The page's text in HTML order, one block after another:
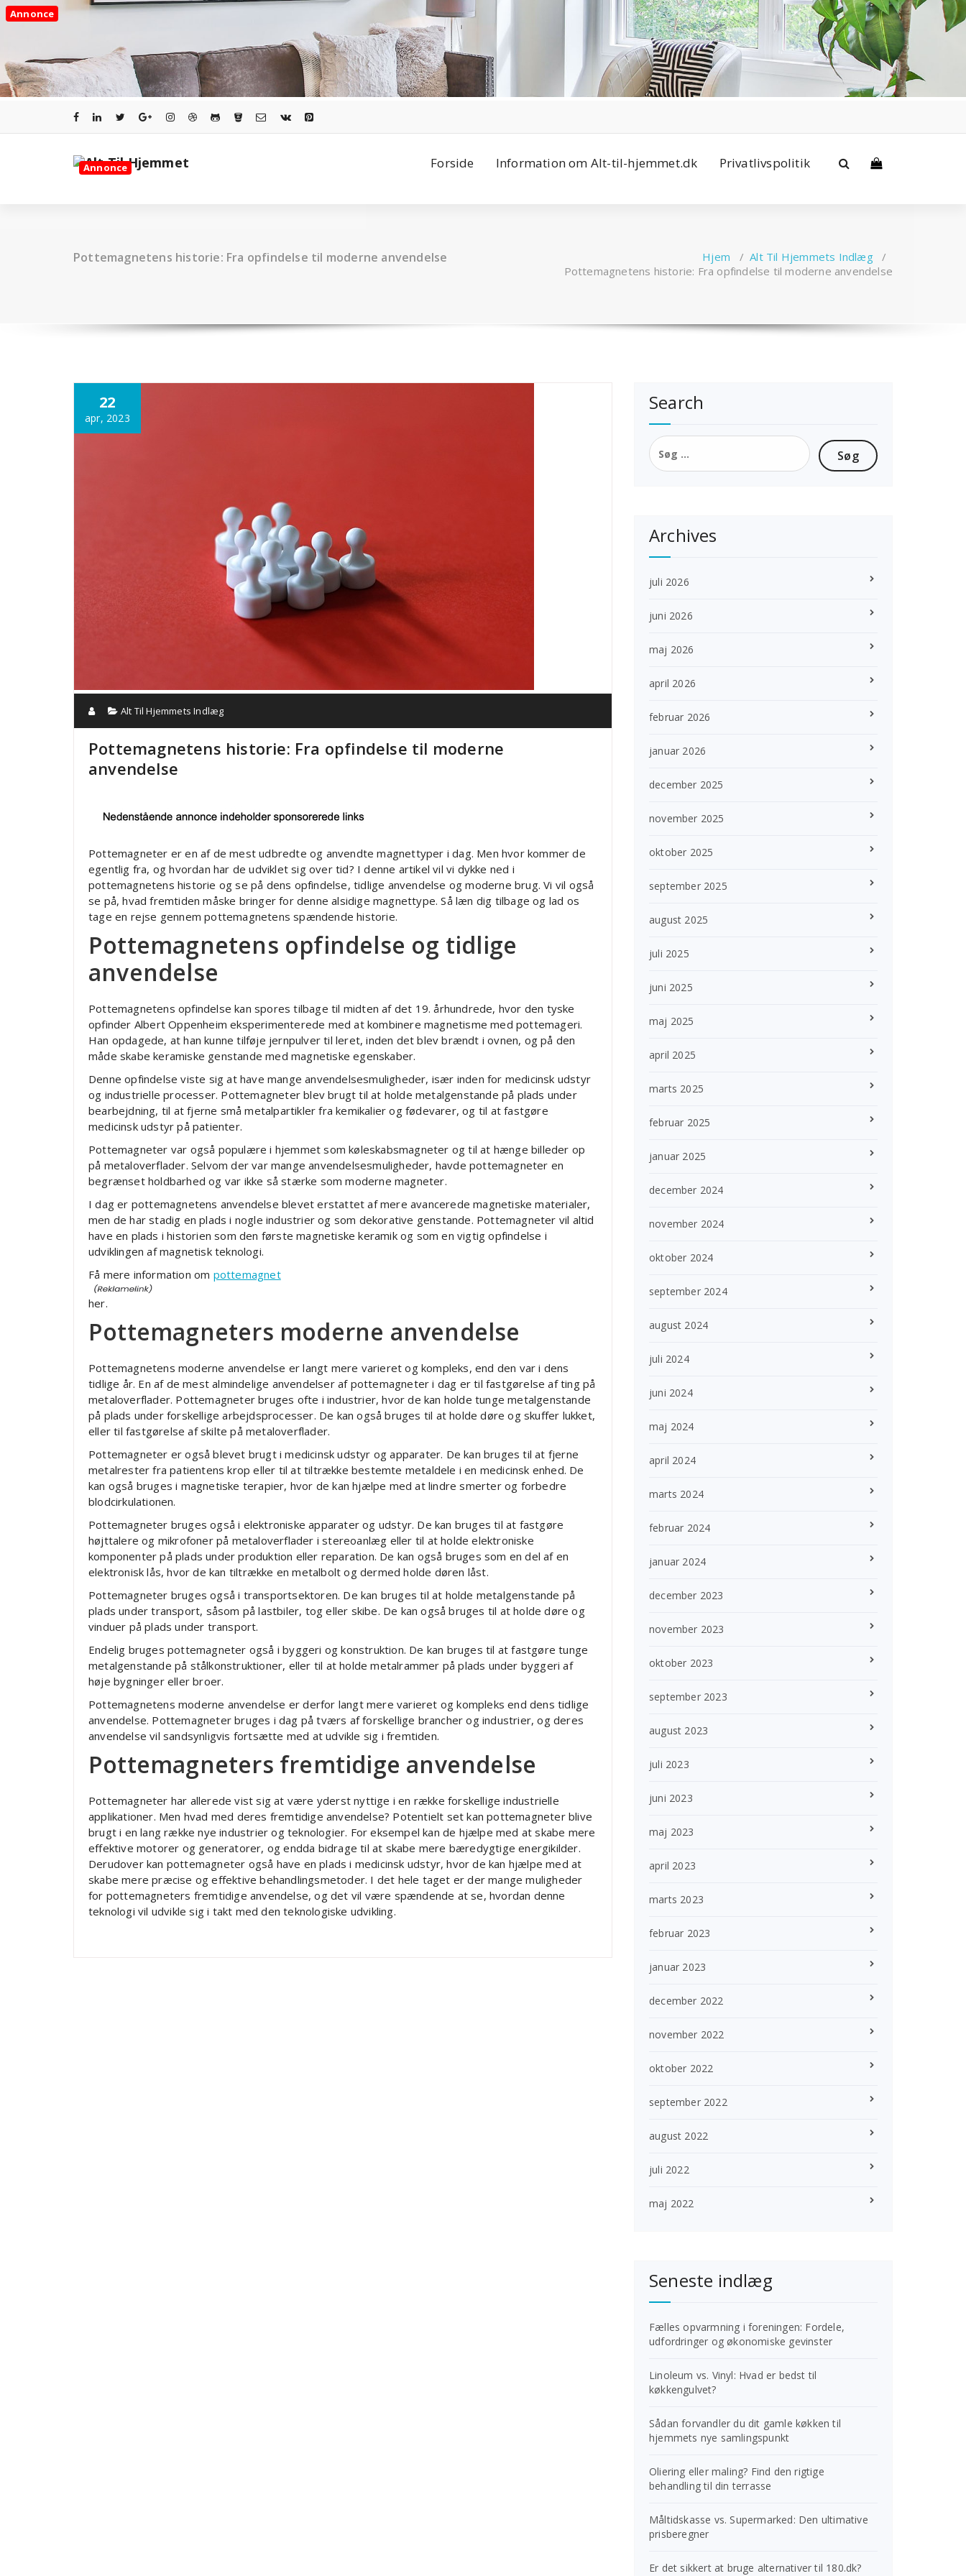
Videre
tilAnnonce
Annonce Forside Information om Alt-til-hjemmet.dk Privatlivspolitik
Pottemagnetens historie: Fra opfindelse til moderne anvendelse Hjem /Alt Til Hjemmets Indlæg/
Pottemagnetens historie: Fra opfindelse til moderne anvendelse
22
apr, 2023
Annonce
Alt Til Hjemmets Indlæg
Pottemagnetens historie: Fra opfindelse til moderne
anvendelse
Pottemagneter er en af de mest udbredte og anvendte magnettyper i dag. Men hvor kommer de
egentlig fra, og hvordan har de udviklet sig over tid? I denne artikel vil vi dykke ned i
pottemagnetens historie og se på dens opfindelse, tidlige anvendelse og moderne brug. Vi vil også
se på, hvad fremtiden måske bringer for denne alsidige magnettype. Så læn dig tilbage og lad os
tage en rejse gennem pottemagnetens spændende historie.
Pottemagnetens opfindelse og tidlige
anvendelse
Pottemagnetens opfindelse kan spores tilbage til midten af det 19. århundrede, hvor den tyske
opfinder Albert Oppenheim eksperimenterede med at kombinere magnetisme med pottemageri.
Han opdagede, at han kunne tilføje jernpulver til leret, inden det blev brændt i ovnen, og på den
måde skabe keramiske genstande med magnetiske egenskaber.
Denne opfindelse viste sig at have mange anvendelsesmuligheder, især inden for medicinsk udstyr
og industrielle processer. Pottemagneter blev brugt til at holde metalgenstande på plads under
bearbejdning, til at fjerne små metalpartikler fra kemikalier og fødevarer, og til at fastgøre
medicinsk udstyr på patienter.
Pottemagneter var også populære i hjemmet som køleskabsmagneter og til at hænge billeder op
på metaloverflader. Selvom der var mange anvendelsesmuligheder, havde pottemagneter en
begrænset holdbarhed og var ikke så stærke som moderne magneter.
I dag er pottemagnetens anvendelse blevet erstattet af mere avancerede magnetiske materialer,
men de har stadig en plads i nogle industrier og som dekorative genstande. Pottemagneter vil altid
have en plads i historien som den første magnetiske keramik og som en vigtig opfindelse i
udviklingen af magnetisk teknologi.
Få mere information om pottemagnet
her.
Pottemagneters moderne anvendelse
Pottemagnetens moderne anvendelse er langt mere varieret og kompleks, end den var i dens
tidlige år. En af de mest almindelige anvendelser af pottemagneter i dag er til fastgørelse af ting på
metaloverflader. Pottemagneter bruges ofte i industrier, hvor de kan holde tunge metalgenstande
på plads under forskellige arbejdsprocesser. De kan også bruges til at holde døre og skuffer lukket,
eller til fastgørelse af skilte på metaloverflader.
Pottemagneter er også blevet brugt i medicinsk udstyr og apparater. De kan bruges til at fjerne
metalrester fra patientens krop eller til at tiltrække bestemte metaldele i en medicinsk enhed. De
kan også bruges i magnetiske terapier, hvor de kan hjælpe med at lindre smerter og forbedre
blodcirkulationen.
Pottemagneter bruges også i elektroniske apparater og udstyr. De kan bruges til at fastgøre
højttalere og mikrofoner på metaloverflader i stereoanlæg eller til at holde elektroniske
komponenter på plads under produktion eller reparation. De kan også bruges som en del af en
elektronisk lås, hvor de kan tiltrække en metalbolt og dermed holde døren låst.
Pottemagneter bruges også i transportsektoren. De kan bruges til at holde metalgenstande på
plads under transport, såsom på lastbiler, tog eller skibe. De kan også bruges til at holde døre og
vinduer på plads under transport.
Endelig bruges pottemagneter også i byggeri og konstruktion. De kan bruges til at fastgøre tunge
metalgenstande på stålkonstruktioner, eller til at holde metalrammer på plads under byggeri af
høje bygninger eller broer.
Pottemagnetens moderne anvendelse er derfor langt mere varieret og kompleks end dens tidlige
anvendelse. Pottemagneter bruges i dag på tværs af forskellige brancher og industrier, og deres
anvendelse vil sandsynligvis fortsætte med at udvikle sig i fremtiden.
Pottemagneters fremtidige anvendelse
Pottemagneter har allerede vist sig at være yderst nyttige i en række forskellige industrielle
applikationer. Men hvad med deres fremtidige anvendelse? Potentielt set kan pottemagneter blive
brugt i en lang række nye industrier og teknologier. For eksempel kan de hjælpe med at skabe mere
effektive motorer og generatorer, og endda bidrage til at skabe mere bæredygtige energikilder.
Derudover kan pottemagneter også have en plads i medicinsk udstyr, hvor de kan hjælpe med at
skabe mere præcise og effektive behandlingsmetoder. I det hele taget er der mange muligheder
for pottemagneters fremtidige anvendelse, og det vil være spændende at se, hvordan denne
teknologi vil udvikle sig i takt med den teknologiske udvikling.
Search
Søg
efter:
Archives
juli 2026
juni 2026
maj 2026
april 2026
februar 2026
januar 2026
december 2025
november 2025
oktober 2025
september 2025
august 2025
juli 2025
juni 2025
maj 2025
april 2025
marts 2025
februar 2025
januar 2025
december 2024
november 2024
oktober 2024
september 2024
august 2024
juli 2024
juni 2024
maj 2024
april 2024
marts 2024
februar 2024
januar 2024
december 2023
november 2023
oktober 2023
september 2023
august 2023
juli 2023
juni 2023
maj 2023
april 2023
marts 2023
februar 2023
januar 2023
december 2022
november 2022
oktober 2022
september 2022
august 2022
juli 2022
maj 2022
Seneste indlæg
Fælles opvarmning i foreningen: Fordele,
udfordringer og økonomiske gevinster
Linoleum vs. Vinyl: Hvad er bedst til
køkkengulvet?
Sådan forvandler du dit gamle køkken til
hjemmets nye samlingspunkt
Oliering eller maling? Find den rigtige
behandling til din terrasse
Måltidskasse vs. Supermarked: Den ultimative
prisberegner
Er det sikkert at bruge alternativer til 180.dk?